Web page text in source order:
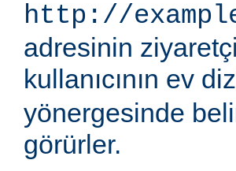
http://
adresinin
kullanıcının ev
yönergesinde
görürler.